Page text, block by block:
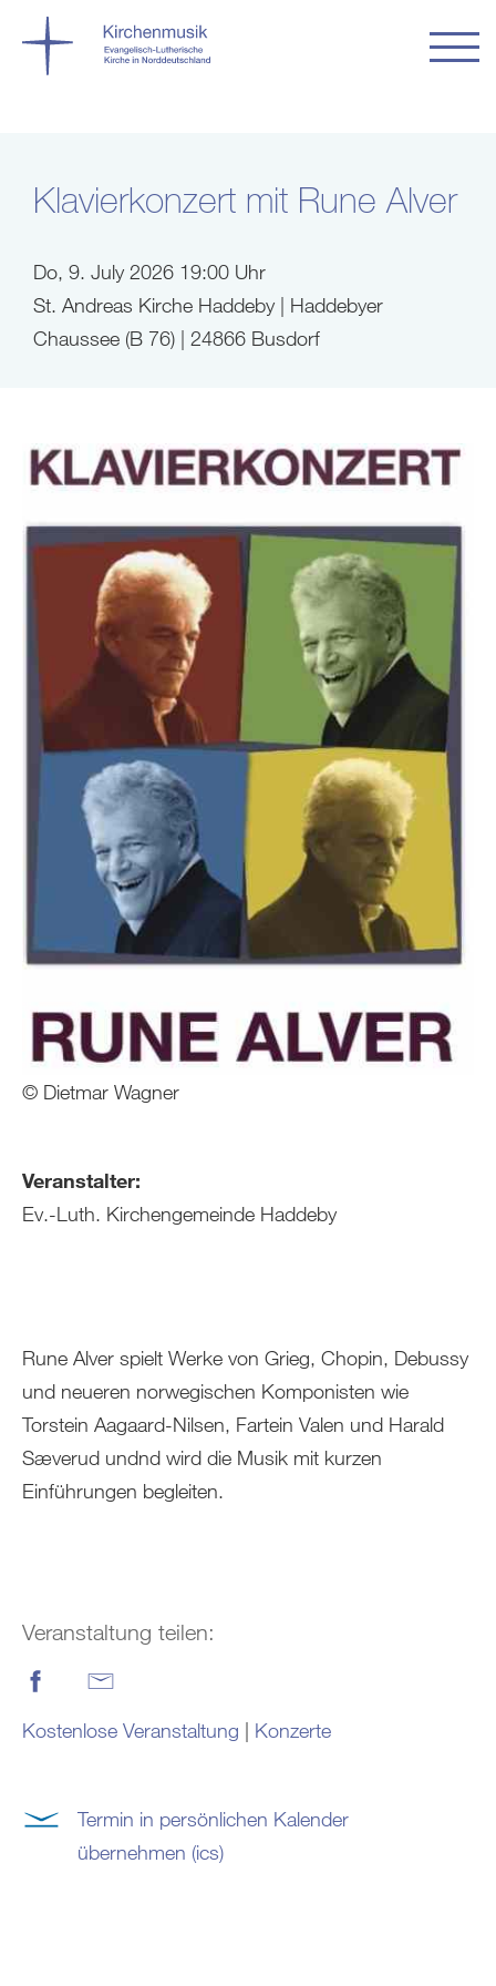
Klavierkonzert mit Rune Alver
Do, 9. July 2026 19:00 Uhr
St. Andreas Kirche Haddeby | Haddebyer
Chaussee (B 76) | 24866 Busdorf
© Dietmar Wagner
Veranstalter:
Ev.-Luth. Kirchengemeinde Haddeby
Rune Alver spielt Werke von Grieg, Chopin, Debussy
und neueren norwegischen Komponisten wie
Torstein Aagaard-Nilsen, Fartein Valen und Harald
Sæverud undnd wird die Musik mit kurzen
Einführungen begleiten.
Veranstaltung teilen:
Kostenlose Veranstaltung | Konzerte
Termin in persönlichen Kalender
übernehmen (ics)